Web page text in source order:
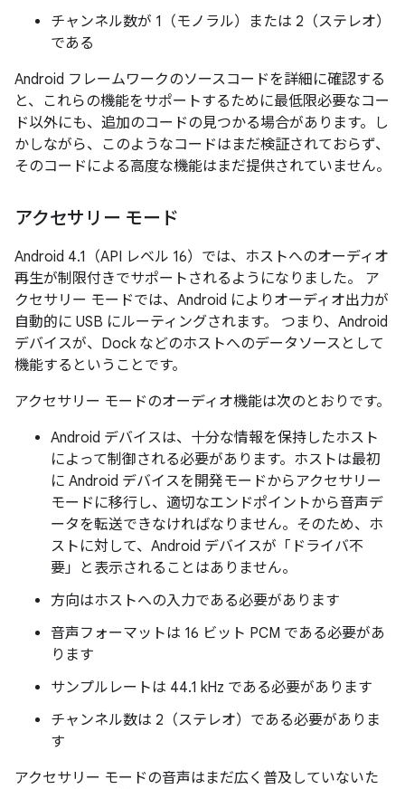
チャンネル数が 1（モノラル）または 2（ステレオ）
である
Android フレームワークのソースコードを詳細に確認する
と、これらの機能をサポートするために最低限必要なコー
ド以外にも、追加のコードの見つかる場合があります。し
かしながら、このようなコードはまだ検証されておらず、
そのコードによる高度な機能はまだ提供されていません。
アクセサリー モード
Android 4.1（API レベル 16）では、ホストへのオーディオ
再生が制限付きでサポートされるようになりました。 ア
クセサリー モードでは、Android によりオーディオ出力が
自動的に USB にルーティングされます。 つまり、Android
デバイスが、Dock などのホストへのデータソースとして
機能するということです。
アクセサリー モードのオーディオ機能は次のとおりです。
Android デバイスは、十分な情報を保持したホスト
によって制御される必要があります。ホストは最初
に Android デバイスを開発モードからアクセサリー
モードに移行し、適切なエンドポイントから音声デ
ータを転送できなければなりません。そのため、ホ
ストに対して、Android デバイスが「ドライバ不
要」と表示されることはありません。
方向はホストへの入力である必要があります
音声フォーマットは 16 ビット PCM である必要があ
ります
サンプルレートは 44.1 kHz である必要があります
チャンネル数は 2（ステレオ）である必要がありま
す
アクセサリー モードの音声はまだ広く普及していないた